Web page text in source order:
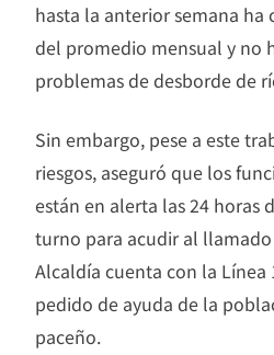
hasta la anterior semana ha
del promedio mensual y no
problemas de desborde de
Sin embargo, pese a este
riesgos, aseguró que los
están en alerta las 24 horas
turno para acudir al
Alcaldía cuenta con la Línea
pedido de ayuda de la
paceño.